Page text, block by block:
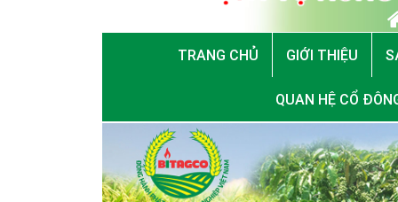
TRANG CHỦ GIỚI THIỆU
QUAN HỆ CỔ